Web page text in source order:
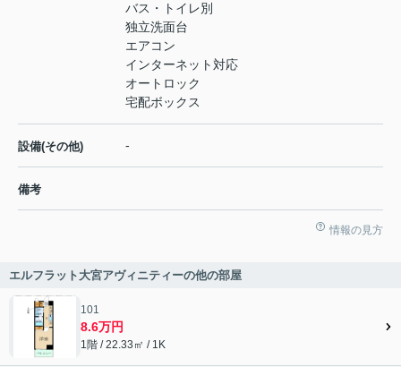
バス・トイレ別
独立洗面台
エアコン
インターネット対応
オートロック
宅配ボックス
設備(その他) -
備考
情報の見方
エルフラット大宮アヴィニティーの他の部屋
101
8.6万円
1階 / 22.33㎡ / 1K